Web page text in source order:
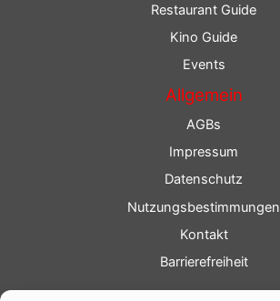
Restaurant Guide
Kino Guide
Events
Allgemein
AGBs
Impressum
Datenschutz
Nutzungsbestimmungen
Kontakt
Barrierefreiheit